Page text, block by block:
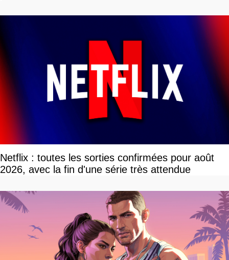
Netflix : toutes les sorties confirmées pour août
2026, avec la fin d'une série très attendue